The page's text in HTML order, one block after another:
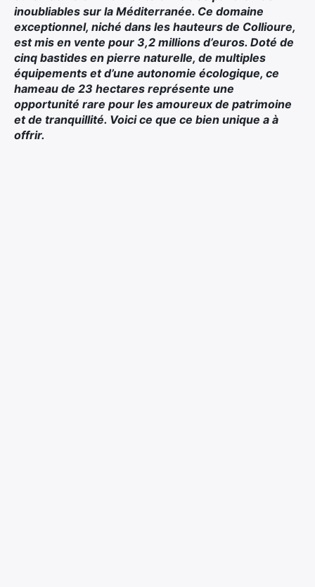
inoubliables sur la Méditerranée. Ce domaine
exceptionnel, niché dans les hauteurs de Collioure,
est mis en vente pour 3,2 millions d’euros. Doté de
cinq bastides en pierre naturelle, de multiples
équipements et d’une autonomie écologique, ce
hameau de 23 hectares représente une
opportunité rare pour les amoureux de patrimoine
et de tranquillité. Voici ce que ce bien unique a à
offrir.